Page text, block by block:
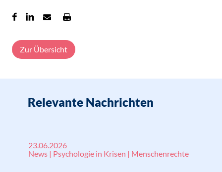
Zur Übersicht
Relevante Nachrichten
23.06.2026
News | Psychologie in Krisen | Menschenrechte